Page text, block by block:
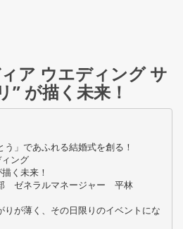
ア ウエディング サ
” が描く未来！
う」であふれる結婚式を創る！
ング
く未来！
ゼネラルマネージャー 平林
りが薄く、その日限りのイベントにな